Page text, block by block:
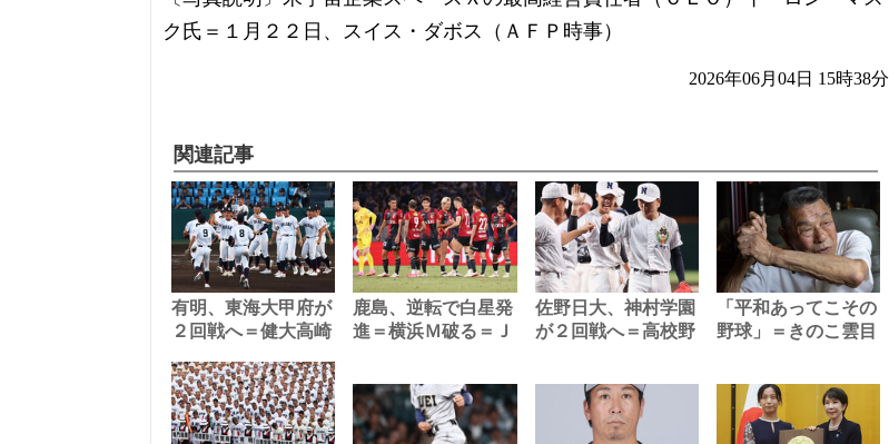
ク氏＝１月２２日、スイス・ダボス（ＡＦＰ時事）
2026年06月04日 15時38分
関連記事
有明、東海大甲府が
２回戦へ＝健大高崎
鹿島、逆転で白星発
進＝横浜Ｍ破る＝Ｊ
佐野日大、神村学園
が２回戦へ＝高校野
「平和あってこその
野球」＝きのこ雲目